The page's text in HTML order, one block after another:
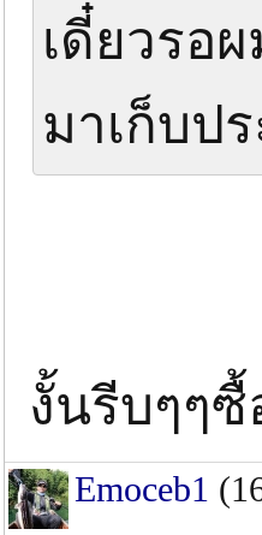
เดี๋ยวรอ
มาเก็บป
งั้นรีบๆๆ
Emoceb1